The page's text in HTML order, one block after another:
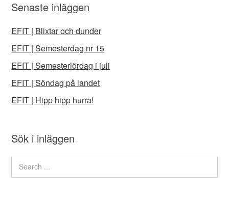
Senaste inläggen
EFIT | Blixtar och dunder
EFIT | Semesterdag nr 15
EFIT | Semesterlördag i juli
EFIT | Söndag på landet
EFIT | Hipp hipp hurra!
Sök i inläggen